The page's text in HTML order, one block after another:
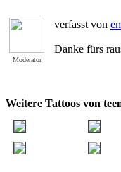
Moderator
verfasst von
Danke fürs
Weitere Tattoos von